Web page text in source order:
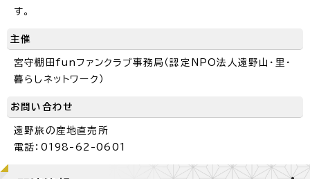
す。
主催
宮守棚田funファンクラブ事務局（認定NPO法人遠野山・里・
暮らしネットワーク）
お問い合わせ
遠野旅の産地直売所
電話：0198-62-0601